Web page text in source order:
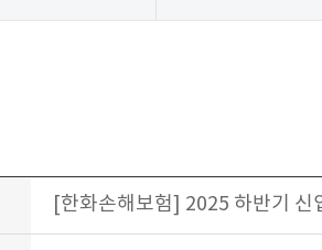
[한화손해보험] 2025 하반기